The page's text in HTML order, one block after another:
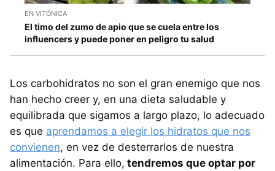
EN VITÓNICA
El timo del zumo de apio que se cuela entre los
influencers y puede poner en peligro tu salud
Los carbohidratos no son el gran enemigo que nos
han hecho creer y, en una dieta saludable y
equilibrada que sigamos a largo plazo, lo adecuado
es que aprendamos a elegir los hidratos que nos
convienen, en vez de desterrarlos de nuestra
alimentación. Para ello, tendremos que optar por